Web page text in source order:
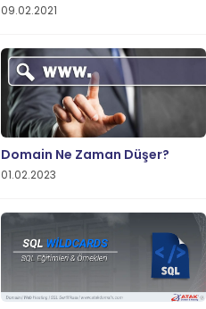
09.02.2021
Domain Ne Zaman Düşer?
01.02.2023